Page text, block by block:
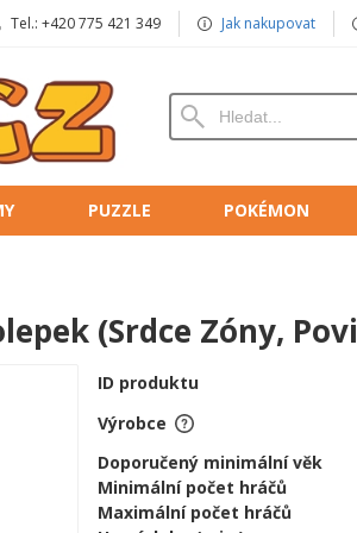
Tel.: +420 775 421 349 Jak nakupovat
PUZZLE POKÉMON
(Srdce Zóny,
ID produktu
Výrobce
Doporučený minimální věk
Minimální počet hráčů
Maximální počet hráčů